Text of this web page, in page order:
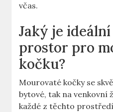
včas.
Jaký je
prostor pro
kočku?
Mourovaté kočky se
bytové, tak na
každé z těchto